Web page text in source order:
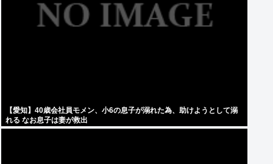
【愛知】40歳会社員モメン、小6の息子が溺れた為、助けようとして溺
れる なお息子は妻が救出